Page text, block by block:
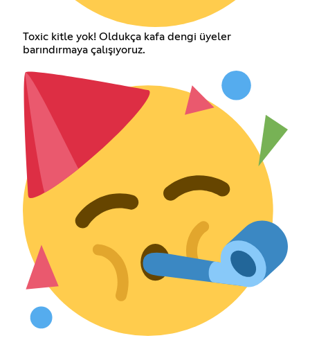
Toxic kitle yok! Oldukça kafa dengi üyeler
barındırmaya çalışıyoruz.